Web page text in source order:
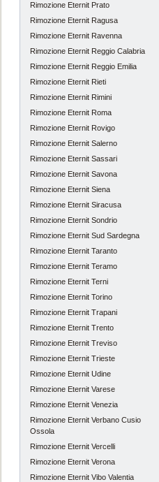
Rimozione Eternit Prato
Rimozione Eternit Ragusa
Rimozione Eternit Ravenna
Rimozione Eternit Reggio Calabria
Rimozione Eternit Reggio Emilia
Rimozione Eternit Rieti
Rimozione Eternit Rimini
Rimozione Eternit Roma
Rimozione Eternit Rovigo
Rimozione Eternit Salerno
Rimozione Eternit Sassari
Rimozione Eternit Savona
Rimozione Eternit Siena
Rimozione Eternit Siracusa
Rimozione Eternit Sondrio
Rimozione Eternit Sud Sardegna
Rimozione Eternit Taranto
Rimozione Eternit Teramo
Rimozione Eternit Terni
Rimozione Eternit Torino
Rimozione Eternit Trapani
Rimozione Eternit Trento
Rimozione Eternit Treviso
Rimozione Eternit Trieste
Rimozione Eternit Udine
Rimozione Eternit Varese
Rimozione Eternit Venezia
Rimozione Eternit Verbano Cusio
Ossola
Rimozione Eternit Vercelli
Rimozione Eternit Verona
Rimozione Eternit Vibo Valentia